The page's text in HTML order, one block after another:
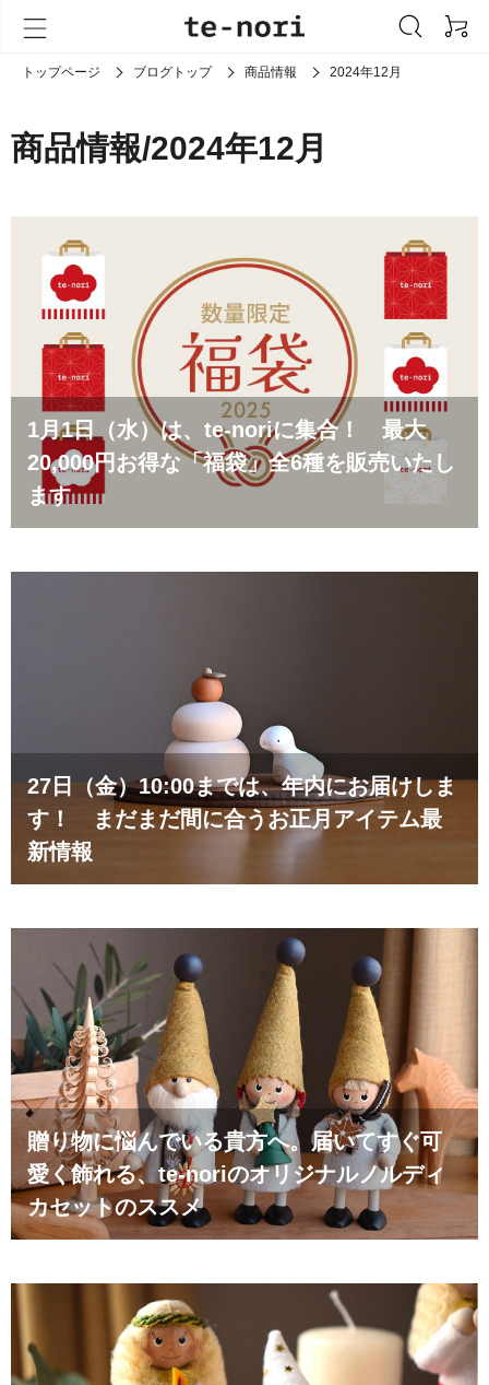
トップページ ブログトップ 商品情報 2024年12月
商品情報/2024年12月
1月1日（水）は、te-noriに集合！ 最大
20,000円お得な「福袋」全6種を販売いたし
ます
27日（金）10:00までは、年内にお届けしま
す！ まだまだ間に合うお正月アイテム最
新情報
贈り物に悩んでいる貴方へ。届いてすぐ可
愛く飾れる、te-noriのオリジナルノルディ
カセットのススメ